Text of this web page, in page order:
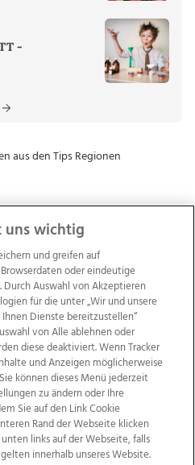
-
Kontakt
Jobs
AGB Anzeigekunden
uns wichtig
und greifen auf
oder eindeutige
Durch Auswahl von Akzeptieren
für die unter „Wir und unsere
Dienste bereitzustellen“
von Alle ablehnen oder
diese deaktiviert. Wenn Tracker
und Anzeigen möglicherweise
können dieses Menü jederzeit
zu ändern oder Ihre
Sie auf den Link Cookie
Rand der Webseite klicken
links auf der Webseite, falls
innerhalb unseres Website.